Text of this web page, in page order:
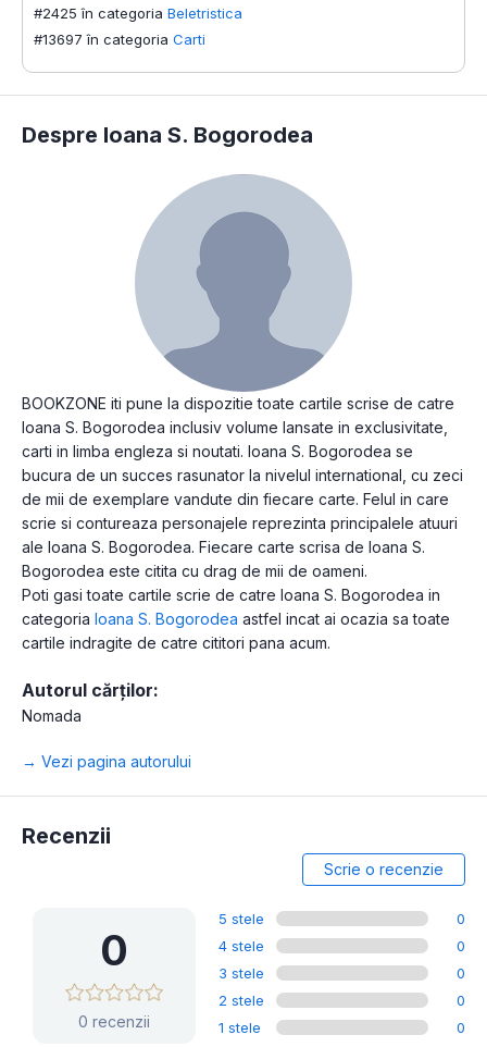
#2425 în categoria Beletristica
#13697 în categoria Carti
Despre Ioana S. Bogorodea
BOOKZONE iti pune la dispozitie toate cartile scrise de catre
Ioana S. Bogorodea inclusiv volume lansate in exclusivitate,
carti in limba engleza si noutati. Ioana S. Bogorodea se
bucura de un succes rasunator la nivelul international, cu zeci
de mii de exemplare vandute din fiecare carte. Felul in care
scrie si contureaza personajele reprezinta principalele atuuri
ale Ioana S. Bogorodea. Fiecare carte scrisa de Ioana S.
Bogorodea este citita cu drag de mii de oameni.
Poti gasi toate cartile scrie de catre Ioana S. Bogorodea in
categoria Ioana S. Bogorodea astfel incat ai ocazia sa toate
cartile indragite de catre cititori pana acum.
Autorul cărților:
Nomada
→ Vezi pagina autorului
Recenzii
Scrie o recenzie
0
0 recenzii
5 stele
0
4 stele
0
3 stele
0
2 stele
0
1 stele
0